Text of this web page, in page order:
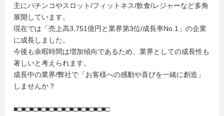
主にパチンコやスロット/フィットネス/飲食/レジャーなど多角
展開しています。
現在では「売上高3,751億円と業界第3位/成長率No.1」の企業
に成長しました。
今後も余暇時間は増加傾向であるため、業界としての成長性も
著しいと考えられます。
成長中の業界/弊社で「お客様への感動や喜びを一緒に創造」
しませんか？
■□■□■□■□■□■□■□■□■□■□■□■□